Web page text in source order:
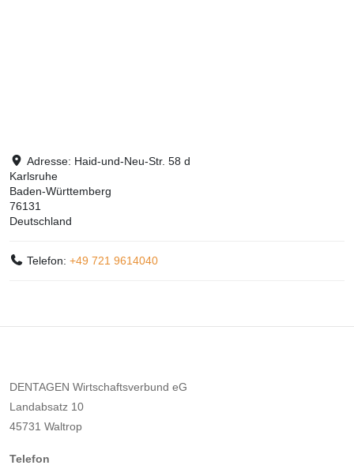
Adresse: Haid-und-Neu-Str. 58 d
Karlsruhe
Baden-Württemberg
76131
Deutschland
Telefon:+49 721 9614040
DENTAGEN Wirtschaftsverbund eG
Landabsatz 10
45731 Waltrop
Telefon